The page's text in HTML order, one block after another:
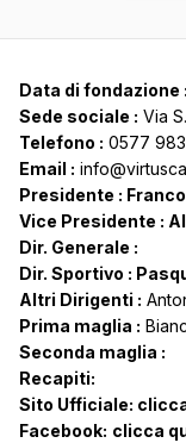
Data di fondazione :
Sede sociale : Via
Telefono : 0577
Email :
Presidente :
Vice Presidente :
Dir. Generale :
Dir. Sportivo :
Altri Dirigenti :
Prima maglia :
Seconda maglia :
Recapiti:
Sito Ufficiale:
Facebook: clicca